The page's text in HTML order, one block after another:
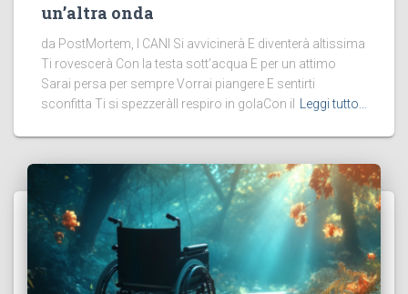
un’altra onda
da PostMortem, I CANI Si avvicinerà E diventerà altissima
Ti rovescerà Con la testa sott’acqua E per un attimo
Sarai persa per sempre Vorrai piangere E sentirti
sconfitta Ti si spezzeràIl respiro in golaCon il
Leggi tutto…